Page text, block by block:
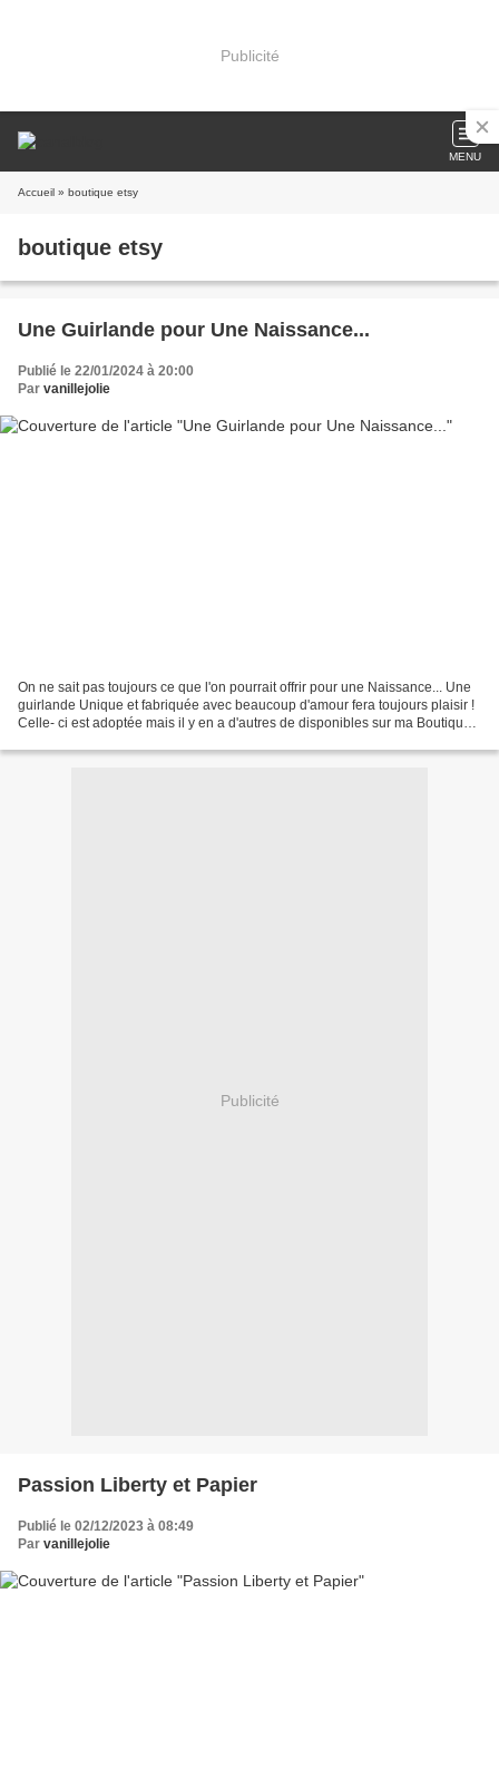
Publicité
MENU
Accueil » boutique etsy
boutique etsy
Une Guirlande pour Une Naissance...
Publié le 22/01/2024 à 20:00
Par vanillejolie
On ne sait pas toujours ce que l'on pourrait offrir pour une Naissance... Une
guirlande Unique et fabriquée avec beaucoup d'amour fera toujours plaisir !
Celle- ci est adoptée mais il y en a d'autres de disponibles sur ma Boutique !
Publicité
Passion Liberty et Papier
Publié le 02/12/2023 à 08:49
Par vanillejolie